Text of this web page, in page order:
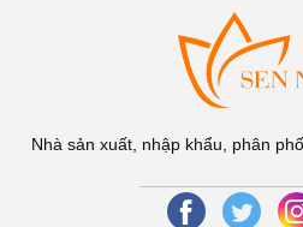
Nhà sản xuất, nhập khẩu, phân